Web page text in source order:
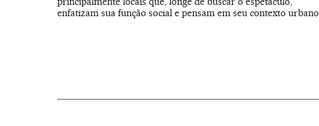
enfatizam sua função social e pensam em seu contexto urbano